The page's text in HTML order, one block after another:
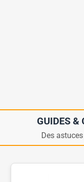
GUIDES &
Des